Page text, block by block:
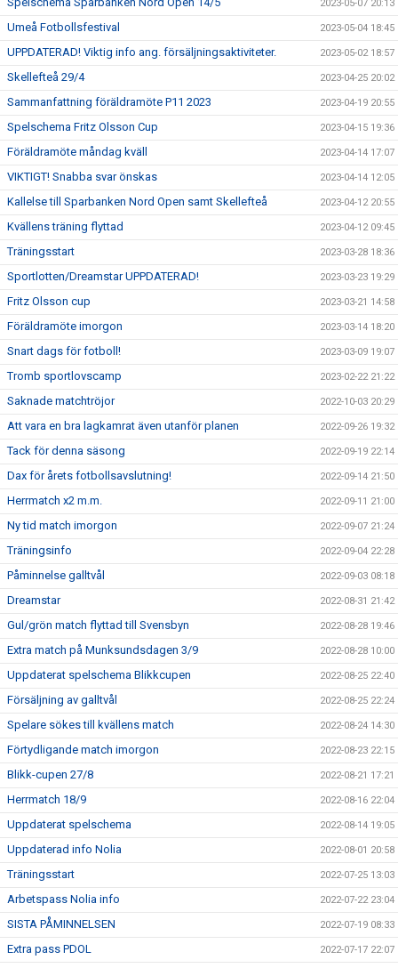
2023-05-07 20:13
Umeå Fotbollsfestival 2023-05-04 18:45
UPPDATERAD! Viktig info ang. försäljningsaktiviteter. 2023-05-02 18:57
Skellefteå 29/4 2023-04-25 20:02
Sammanfattning föräldramöte P11 2023 2023-04-19 20:55
Spelschema Fritz Olsson Cup 2023-04-15 19:36
Föräldramöte måndag kväll 2023-04-14 17:07
VIKTIGT! Snabba svar önskas 2023-04-14 12:05
Kallelse till Sparbanken Nord Open samt Skellefteå 2023-04-12 20:55
Kvällens träning flyttad 2023-04-12 09:45
Träningsstart 2023-03-28 18:36
Sportlotten/Dreamstar UPPDATERAD! 2023-03-23 19:29
Fritz Olsson cup 2023-03-21 14:58
Föräldramöte imorgon 2023-03-14 18:20
Snart dags för fotboll! 2023-03-09 19:07
Tromb sportlovscamp 2023-02-22 21:22
Saknade matchtröjor 2022-10-03 20:29
Att vara en bra lagkamrat även utanför planen 2022-09-26 19:32
Tack för denna säsong 2022-09-19 22:14
Dax för årets fotbollsavslutning! 2022-09-14 21:50
Herrmatch x2 m.m. 2022-09-11 21:00
Ny tid match imorgon 2022-09-07 21:24
Träningsinfo 2022-09-04 22:28
Påminnelse galltvål 2022-09-03 08:18
Dreamstar 2022-08-31 21:42
Gul/grön match flyttad till Svensbyn 2022-08-28 19:46
Extra match på Munksundsdagen 3/9 2022-08-28 10:00
Uppdaterat spelschema Blikkcupen 2022-08-25 22:40
Försäljning av galltvål 2022-08-25 22:24
Spelare sökes till kvällens match 2022-08-24 14:30
Förtydligande match imorgon 2022-08-23 22:15
Blikk-cupen 27/8 2022-08-21 17:21
Herrmatch 18/9 2022-08-16 22:04
Uppdaterat spelschema 2022-08-14 19:05
Uppdaterad info Nolia 2022-08-01 20:58
Träningsstart 2022-07-25 13:03
Arbetspass Nolia info 2022-07-22 23:04
SISTA PÅMINNELSEN 2022-07-19 08:33
Extra pass PDOL 2022-07-17 22:07